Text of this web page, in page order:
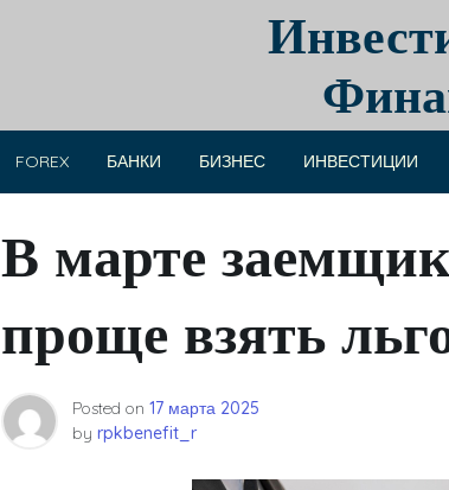
FOREX БАНКИ БИЗНЕС ИНВЕСТИЦИИ
В марте
проще взять
Posted on 17 марта 2025
by rpkbenefit_r